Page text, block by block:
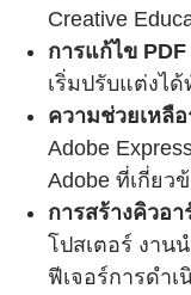
Creative
การแก้ไข PDF
เริ่มปรับแต่งไ
ความช่วยเหลือ
Adobe
Adobe ที่เกี่ยว
การสร้างคิวอา
โปสเตอร์ งาน
ฟีเจอร์การดำ